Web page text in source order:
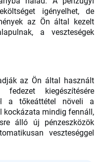
igényelhet, de
az Ön által kezelt
a veszteségek
az Ön által használt
kiegészítésére
a tőkeáttétel növeli a
kockázata mindig fennáll,
álló új pénzeszközök
veszteséggel